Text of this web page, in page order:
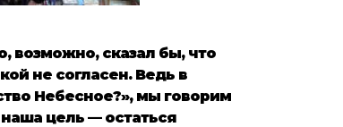
возможно, сказал бы, что
не согласен. Ведь в
Небесное?», мы говорим
цель — остаться